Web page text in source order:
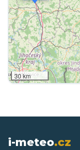
30 km
i-meteo.cz